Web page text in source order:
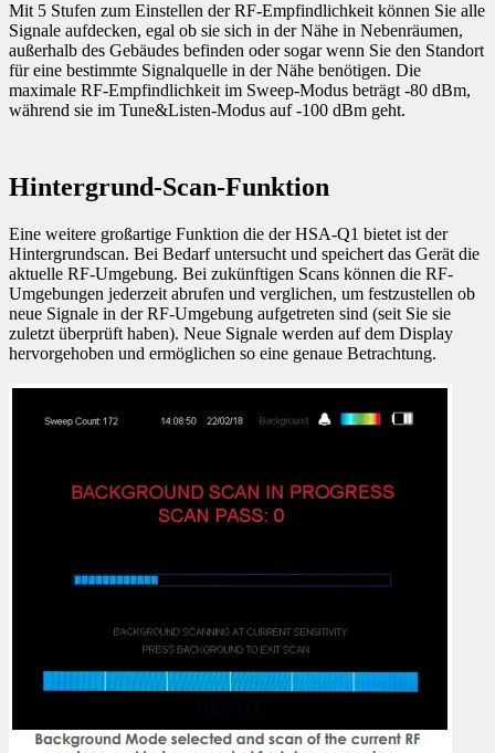
Mit 5 Stufen zum Einstellen der RF-Empfindlichkeit können Sie alle
Signale aufdecken, egal ob sie sich in der Nähe in Nebenräumen,
außerhalb des Gebäudes befinden oder sogar wenn Sie den Standort
für eine bestimmte Signalquelle in der Nähe benötigen. Die
maximale RF-Empfindlichkeit im Sweep-Modus beträgt -80 dBm,
während sie im Tune&Listen-Modus auf -100 dBm geht.
Hintergrund-Scan-Funktion
Eine weitere großartige Funktion die der HSA-Q1 bietet ist der
Hintergrundscan. Bei Bedarf untersucht und speichert das Gerät die
aktuelle RF-Umgebung. Bei zukünftigen Scans können die RF-
Umgebungen jederzeit abrufen und verglichen, um festzustellen ob
neue Signale in der RF-Umgebung aufgetreten sind (seit Sie sie
zuletzt überprüft haben). Neue Signale werden auf dem Display
hervorgehoben und ermöglichen so eine genaue Betrachtung.